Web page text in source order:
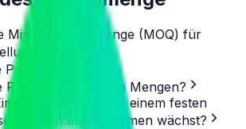
Mindestbestellmenge (MOQ) für
ermittelt?
Preise bei größeren Mengen?
zu einem festen
wenn mein Volumen wächst?